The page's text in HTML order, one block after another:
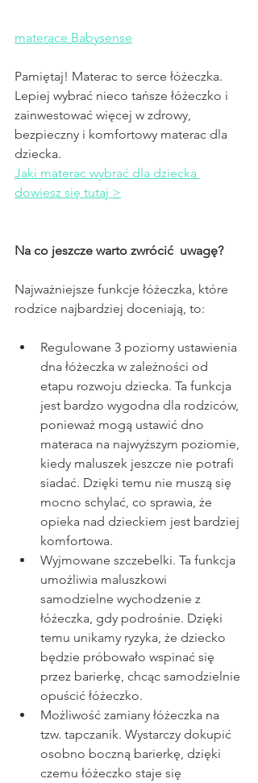
materace Babysense
Pamiętaj! Materac to serce łóżeczka.
Lepiej wybrać nieco tańsze łóżeczko i
zainwestować więcej w zdrowy,
bezpieczny i komfortowy materac dla
dziecka.
Jaki materac wybrać dla dziecka
dowiesz się tutaj >
Na co jeszcze warto zwrócić  uwagę?
Najważniejsze funkcje łóżeczka, które
rodzice najbardziej doceniają, to:
Regulowane 3 poziomy ustawienia
dna łóżeczka w zależności od
etapu rozwoju dziecka. Ta funkcja
jest bardzo wygodna dla rodziców,
ponieważ mogą ustawić dno
materaca na najwyższym poziomie,
kiedy maluszek jeszcze nie potrafi
siadać. Dzięki temu nie muszą się
mocno schylać, co sprawia, że
opieka nad dzieckiem jest bardziej
komfortowa.
Wyjmowane szczebelki. Ta funkcja
umożliwia maluszkowi
samodzielne wychodzenie z
łóżeczka, gdy podrośnie. Dzięki
temu unikamy ryzyka, że dziecko
będzie próbowało wspinać się
przez barierkę, chcąc samodzielnie
opuścić łóżeczko.
Możliwość zamiany łóżeczka na
tzw. tapczanik. Wystarczy dokupić
osobno boczną barierkę, dzięki
czemu łóżeczko staje się